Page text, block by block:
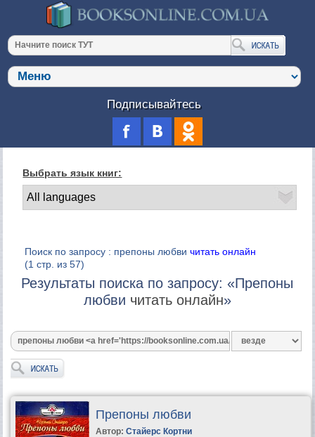
Подписывайтесь
Выбрать язык книг:
Поиск по запросу : препоны любвичитать онлайн
(1 стр. из 57)
Результаты поиска по запросу: «Препоны
любви читать онлайн»
Препоны любви
Автор: Стайерс Кортни